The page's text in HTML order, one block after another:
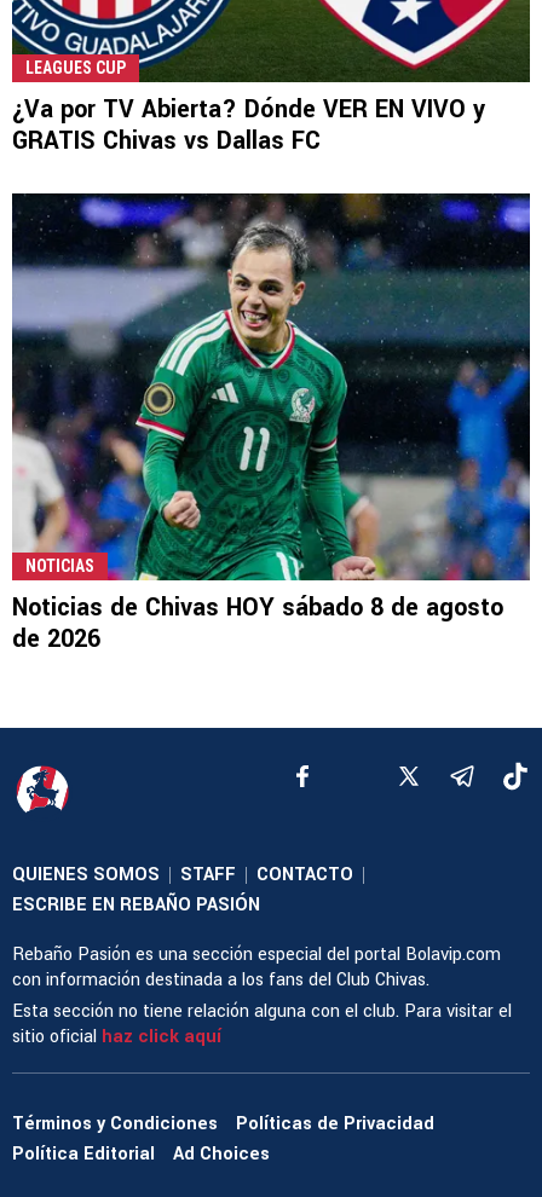
LEAGUES CUP
¿Va por TV Abierta? Dónde VER EN VIVO y
GRATIS Chivas vs Dallas FC
NOTICIAS
Noticias de Chivas HOY sábado 8 de agosto
de 2026
QUIENES SOMOS | STAFF | CONTACTO |
ESCRIBE EN REBAÑO PASIÓN
Rebaño Pasión es una sección especial del portal Bolavip.com
con información destinada a los fans del Club Chivas.
Esta sección no tiene relación alguna con el club. Para visitar el
sitio oficial haz click aquí
Términos y Condiciones
Políticas de Privacidad
Política Editorial
Ad Choices